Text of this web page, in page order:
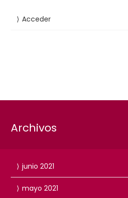
Acceder
Archivos
junio 2021
mayo 2021